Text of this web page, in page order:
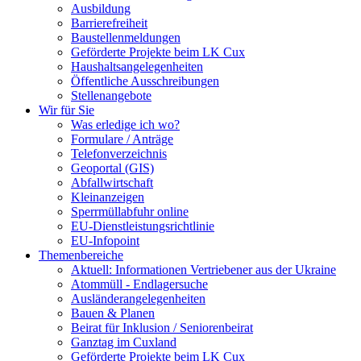
Ausbildung
Barrierefreiheit
Baustellenmeldungen
Geförderte Projekte beim LK Cux
Haushaltsangelegenheiten
Öffentliche Ausschreibungen
Stellenangebote
Wir für Sie
Was erledige ich wo?
Formulare / Anträge
Telefonverzeichnis
Geoportal (GIS)
Abfallwirtschaft
Kleinanzeigen
Sperrmüllabfuhr online
EU-Dienstleistungsrichtlinie
EU-Infopoint
Themenbereiche
Aktuell: Informationen Vertriebener aus der Ukraine
Atommüll - Endlagersuche
Ausländerangelegenheiten
Bauen & Planen
Beirat für Inklusion / Seniorenbeirat
Ganztag im Cuxland
Geförderte Projekte beim LK Cux